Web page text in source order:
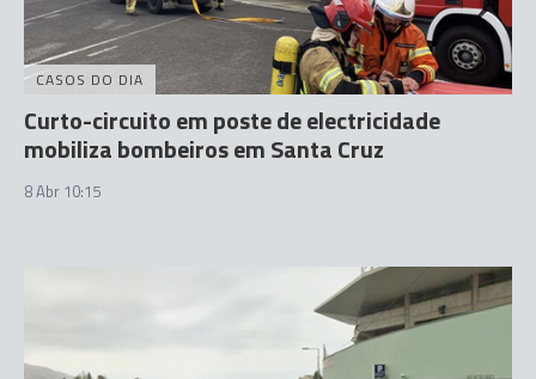
CASOS DO DIA
Curto-circuito em poste de electricidade
mobiliza bombeiros em Santa Cruz
8 Abr 10:15